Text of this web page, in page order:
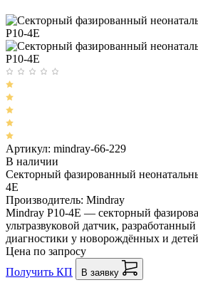
Артикул: mindray-66-229
В наличии
Секторный фазированный
4E
Производитель: Mindray
Mindray P10-4E — секторный
ультразвуковой датчик,
диагностики у новорождённых и детей
Цена по запросу
Получить КП
В заявку